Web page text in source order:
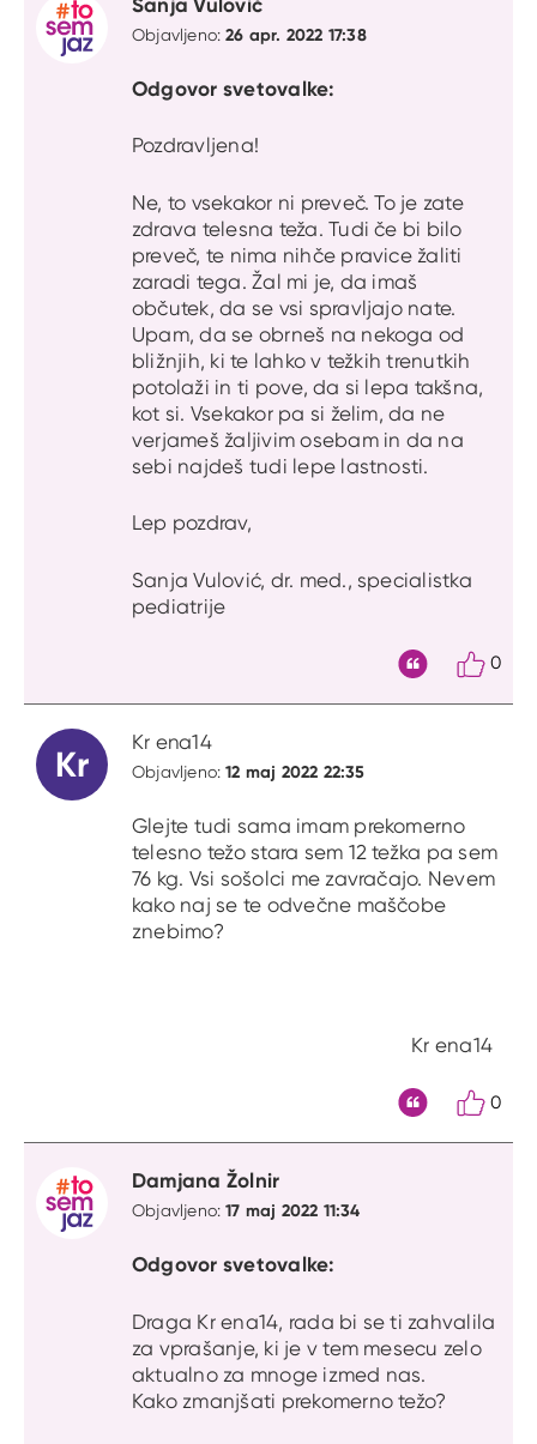
Objavljeno:26 apr. 2022 17:38
Odgovor svetovalke:
Pozdravljena!
Ne, to vsekakor ni preveč. To je zate
zdrava telesna teža. Tudi če bi bilo
preveč, te nima nihče pravice žaliti
zaradi tega. Žal mi je, da imaš
občutek, da se vsi spravljajo nate.
Upam, da se obrneš na nekoga od
bližnjih, ki te lahko v težkih trenutkih
potolaži in ti pove, da si lepa takšna,
kot si. Vsekakor pa si želim, da ne
verjameš žaljivim osebam in da na
sebi najdeš tudi lepe lastnosti.
Lep pozdrav,
Sanja Vulović, dr. med., specialistka
pediatrije
0
Kr
Kr ena14
Objavljeno:12 maj 2022 22:35
Glejte tudi sama imam prekomerno
telesno težo stara sem 12 težka pa sem
76 kg. Vsi sošolci me zavračajo. Nevem
kako naj se te odvečne maščobe
znebimo?
Kr ena14
0
Damjana Žolnir
Objavljeno:17 maj 2022 11:34
Odgovor svetovalke:
Draga Kr ena14, rada bi se ti zahvalila
za vprašanje, ki je v tem mesecu zelo
aktualno za mnoge izmed nas.
Kako zmanjšati prekomerno težo?